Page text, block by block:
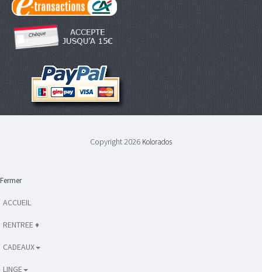
Copyright 2026 Kolorados
Fermer
ACCUEIL
RENTREE ♦
CADEAUX
LINGE